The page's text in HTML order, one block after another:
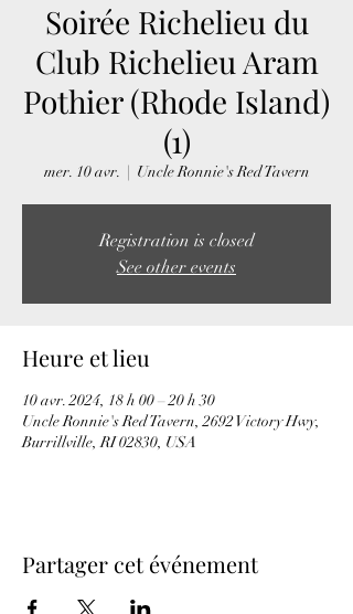
Soirée Richelieu du
Club Richelieu Aram
Pothier (Rhode Island)
(1)
mer. 10 avr.
  |
Uncle Ronnie's Red Tavern
Registration is closed
See other events
Heure et lieu
10 avr. 2024, 18 h 00 – 20 h 30
Uncle Ronnie's Red Tavern, 2692 Victory Hwy,
Burrillville, RI 02830, USA
Partager cet événement